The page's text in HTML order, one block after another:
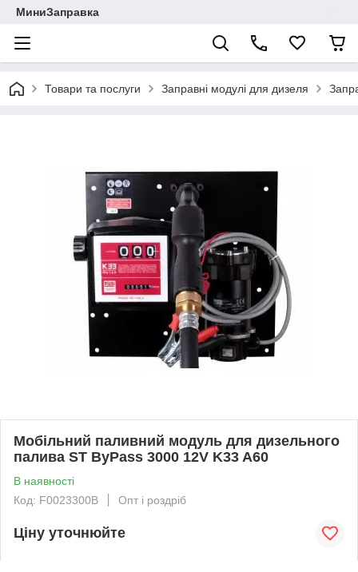
МиниЗаправка
Товари та послуги Заправні модулі для дизеля
Мобільний паливний модуль для дизельного
палива ST ByPass 3000 12V K33 A60
В наявності
Код: F0023300B
Опт і роздріб
Ціну уточнюйте